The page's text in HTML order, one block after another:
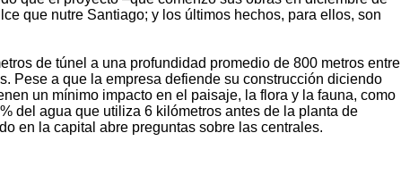
que nutre Santiago; y los últimos hechos, para ellos, son
de túnel a una profundidad promedio de 800 metros entre
Pese a que la empresa defiende su construcción diciendo
un mínimo impacto en el paisaje, la flora y la fauna, como
del agua que utiliza 6 kilómetros antes de la planta de
en la capital abre preguntas sobre las centrales.